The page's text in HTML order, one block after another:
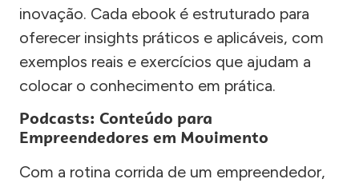
inovação. Cada ebook é estruturado para
oferecer insights práticos e aplicáveis, com
exemplos reais e exercícios que ajudam a
colocar o conhecimento em prática.
Podcasts: Conteúdo para
Empreendedores em Movimento
Com a rotina corrida de um empreendedor,